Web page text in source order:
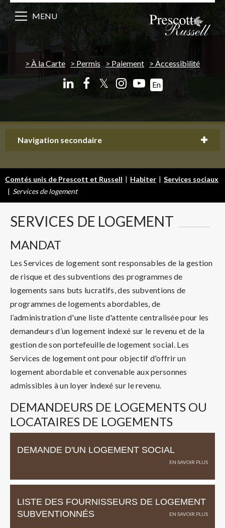
À la Carte Permis Paiement Accessibilité
𝕏 En
MENU
Navigation secondaire
Comtés unis de Prescott et Russell | Habiter | Services sociaux
| Services de logement
SERVICES DE LOGEMENT
MANDAT
Les Services de logement sont responsables de la gestion
de risque et des subventions des programmes de
logements sans buts lucratifs, des subventions de
programmes de logements abordables, de
l’administration d'une liste d'attente centralisée pour les
demandeurs d’un logement indexé sur le revenu et de la
gestion de son portefeuille de logement social. Les
Services de logement ont pour objectif d'offrir un
logement abordable et convenable aux personnes
admissibles à un loyer indexé sur le revenu.
DEMANDEURS DE LOGEMENTS OU
LOCATAIRES DE LOGEMENTS
DEMANDE D'UN LOGEMENT SOCIAL
LISTE DES FOURNISSEURS DE LOGEMENT
SUBVENTIONNÉS